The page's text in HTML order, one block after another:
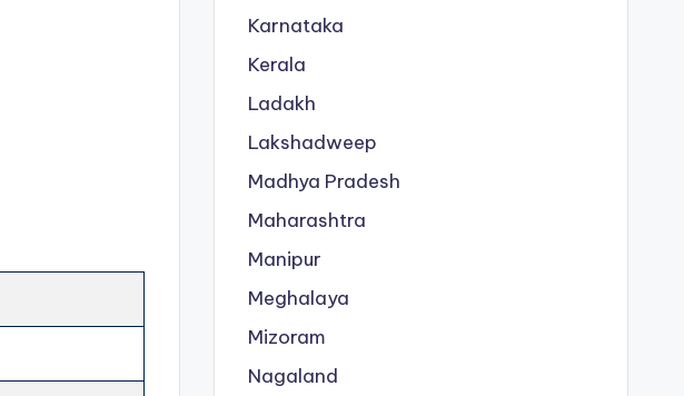
Karnataka
Kerala
Ladakh
Lakshadweep
Madhya Pradesh
Maharashtra
Manipur
Meghalaya
Mizoram
Nagaland